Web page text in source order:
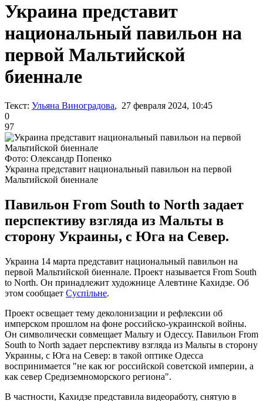
Украина представит
национальный павильон на
первой Мальтийской
биеннале
Текст: Ульяна Виноградова, 27 февраля 2024, 10:45
0
97
Фото: Олександр Попенко
Украина представит национальный павильон на первой
Мальтийской биеннале
Павильон From South to North задает
перспективу взгляда из Мальты в
сторону Украины, с Юга на Север.
Украина 14 марта представит национальный павильон на
первой Мальтийской биеннале. Проект называется From South
to North. Он принадлежит художнице Алевтине Кахидзе. Об
этом сообщает Суспільне.
Проект освещает тему деколонизации и рефлексии об
имперском прошлом на фоне российско-украинской войны.
Он символически совмещает Мальту и Одессу. Павильон From
South to North задает перспективу взгляда из Мальты в сторону
Украины, с Юга на Север: в такой оптике Одесса
воспринимается "не как юг российской советской империи, а
как север Средиземноморского региона".
В частности, Кахидзе представила видеоработу, снятую в